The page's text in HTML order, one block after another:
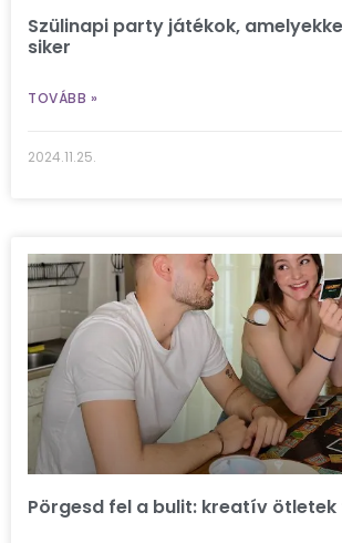
Szülinapi party játékok,
siker
TOVÁBB »
2024.11.25.
Pörgesd fel a bulit: kreatív